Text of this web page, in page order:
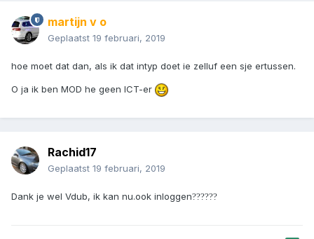
martijn v o
Geplaatst 19 februari, 2019
hoe moet dat dan, als ik dat intyp doet ie zelluf een sje ertussen.
O ja ik ben MOD he geen ICT-er
Rachid17
Geplaatst 19 februari, 2019
Dank je wel Vdub, ik kan nu.ook inloggen??????